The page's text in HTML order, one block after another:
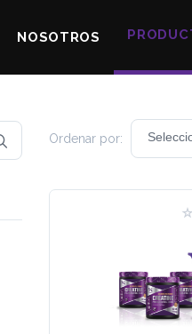
NOSOTROS
Ordenar por: